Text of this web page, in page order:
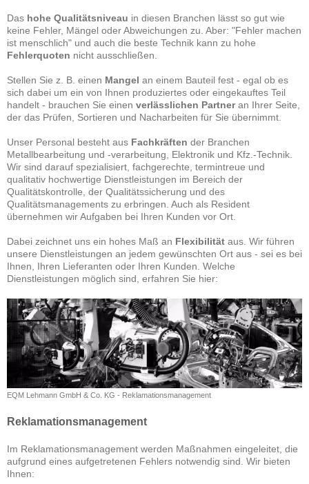
Das hohe Qualitätsniveau in diesen Branchen lässt so gut wie
keine Fehler, Mängel oder Abweichungen zu. Aber: "Fehler machen
ist menschlich" und auch die beste Technik kann zu hohe
Fehlerquoten nicht ausschließen.
Stellen Sie z. B. einen Mangel an einem Bauteil fest - egal ob es
sich dabei um ein von Ihnen produziertes oder eingekauftes Teil
handelt - brauchen Sie einen verlässlichen Partneran Ihrer Seite,
der das Prüfen, Sortieren und Nacharbeiten für Sie übernimmt.
Unser Personal besteht aus Fachkräften der Branchen
Metallbearbeitung und -verarbeitung, Elektronik und Kfz.-Technik.
Wir sind darauf spezialisiert, fachgerechte, termintreue und
qualitativ hochwertige Dienstleistungen im Bereich der
Qualitätskontrolle, der Qualitätssicherung und des
Qualitätsmanagements zu erbringen. Auch als Resident
übernehmen wir Aufgaben bei Ihren Kunden vor Ort.
Dabei zeichnet uns ein hohes Maß an Flexibilität aus. Wir führen
unsere Dienstleistungen an jedem gewünschten Ort aus - sei es bei
Ihnen, Ihren Lieferanten oder Ihren Kunden. Welche
Dienstleistungen möglich sind, erfahren Sie hier:
EQM Lehmann GmbH & Co. KG - Reklamationsmanagement
Reklamationsmanagement
Im Reklamationsmanagement werden Maßnahmen eingeleitet, die
aufgrund eines aufgetretenen Fehlers notwendig sind. Wir bieten
Ihnen: